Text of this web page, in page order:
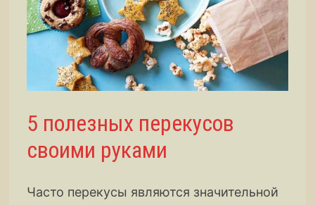
5 полезных перекусов
своими руками
Часто перекусы являются значительной